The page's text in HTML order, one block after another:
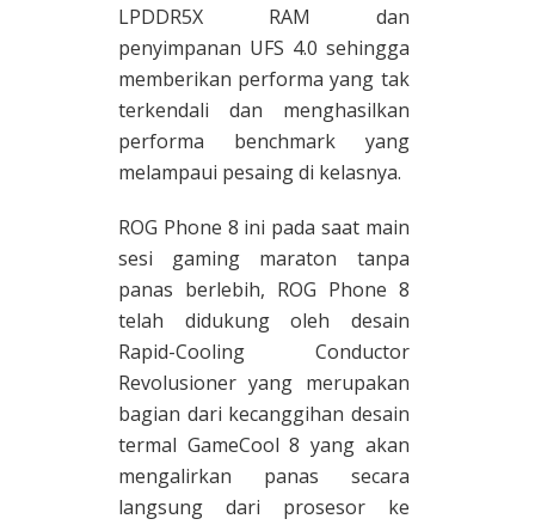
LPDDR5X RAM dan
penyimpanan UFS 4.0 sehingga
memberikan performa yang tak
terkendali dan menghasilkan
performa benchmark yang
melampaui pesaing di kelasnya.
ROG Phone 8 ini pada saat main
sesi gaming maraton tanpa
panas berlebih, ROG Phone 8
telah didukung oleh desain
Rapid-Cooling Conductor
Revolusioner yang merupakan
bagian dari kecanggihan desain
termal GameCool 8 yang akan
mengalirkan panas secara
langsung dari prosesor ke